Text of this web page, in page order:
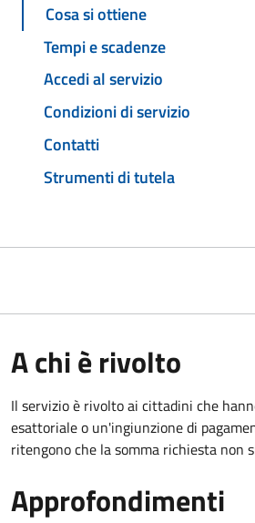
Cosa si ottiene
Tempi e scadenze
Accedi al servizio
Condizioni di servizio
Contatti
Strumenti di tutela
A chi è rivolto
Il servizio è rivolto ai cittadini che
esattoriale o un'ingiunzione di
ritengono che la somma richiesta non
Approfondimenti